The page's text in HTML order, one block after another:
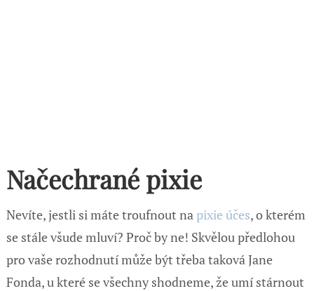
Načechrané pixie
Nevíte, jestli si máte troufnout na pixie účes, o kterém
se stále všude mluví? Proč by ne! Skvělou předlohou
pro vaše rozhodnutí může být třeba taková Jane
Fonda, u které se všechny shodneme, že umí stárnout